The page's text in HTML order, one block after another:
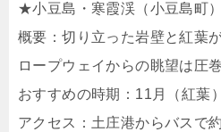
★小豆島・寒霞渓（小豆島町）
概要：切り立った岩壁と紅葉
ロープウェイからの眺望は圧巻
おすすめの時期：11月（紅葉
アクセス：土庄港からバスで